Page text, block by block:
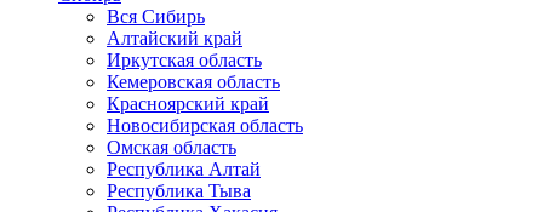
Вся Сибирь
Алтайский край
Иркутская область
Кемеровская область
Красноярский край
Новосибирская область
Омская область
Республика Алтай
Республика Тыва